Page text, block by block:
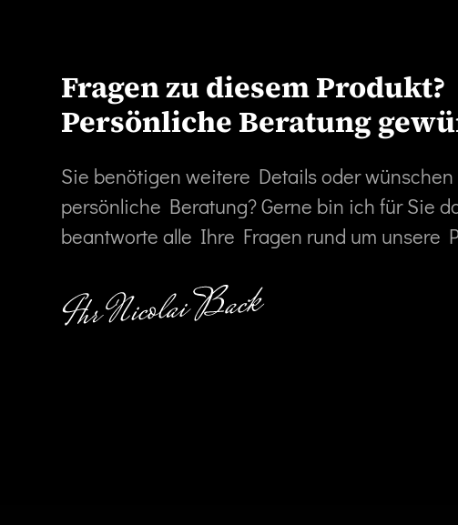
Fragen zu diesem Produkt?
Persönliche Beratung
Sie benötigen weitere Details oder
persönliche Beratung? Gerne bin ich für Sie
beantworte alle Ihre Fragen rund um unsere